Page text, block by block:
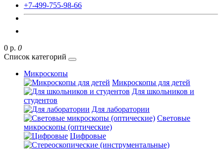
+7-499-755-98-66
0 р. 0
Список категорий
Микроскопы
Микроскопы для детей
Для школьников и
студентов
Для лаборатории
Световые
микроскопы (оптические)
Цифровые